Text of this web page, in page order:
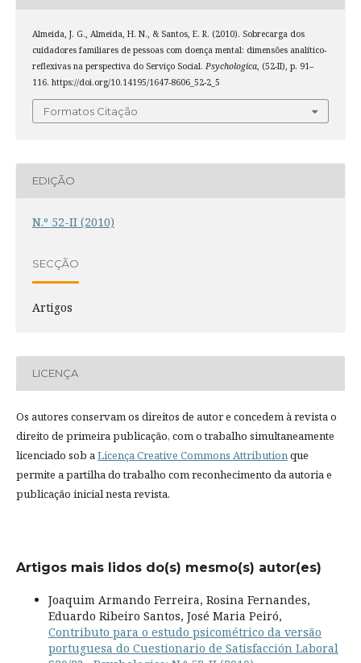
Almeida, J. G., Almeida, H. N., & Santos, E. R. (2010). Sobrecarga dos
cuidadores familiares de pessoas com doença mental: dimensões analítico-
reflexivas na perspectiva do Serviço Social. Psychologica, (52-II), p. 91–
116. https://doi.org/10.14195/1647-8606_52-2_5
Formatos Citação
EDIÇÃO
N.º 52-II (2010)
SECÇÃO
Artigos
LICENÇA
Os autores conservam os direitos de autor e concedem à revista o
direito de primeira publicação, com o trabalho simultaneamente
licenciado sob aLicença Creative Commons Attributionque
permite a partilha do trabalho com reconhecimento da autoria e
publicação inicial nesta revista.
Artigos mais lidos do(s) mesmo(s) autor(es)
Joaquim Armando Ferreira, Rosina Fernandes,
Eduardo Ribeiro Santos, José Maria Peiró,
Contributo para o estudo psicométrico da versão
portuguesa do Cuestionario de Satisfacción Laboral